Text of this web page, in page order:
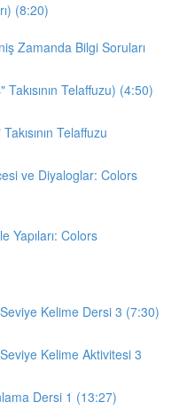
(8:20)
Zamanda Bilgi Soruları
Telaffuzu) (4:50)
Telaffuzu
ve Diyaloglar: Colors
Yapıları: Colors
Kelime Dersi 3 (7:30)
Kelime Aktivitesi 3
Dersi 1 (13:27)